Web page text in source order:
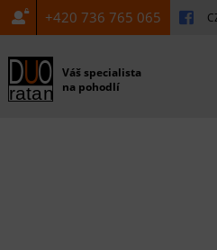
+420 736 765 065
Váš specialista
na pohodlí